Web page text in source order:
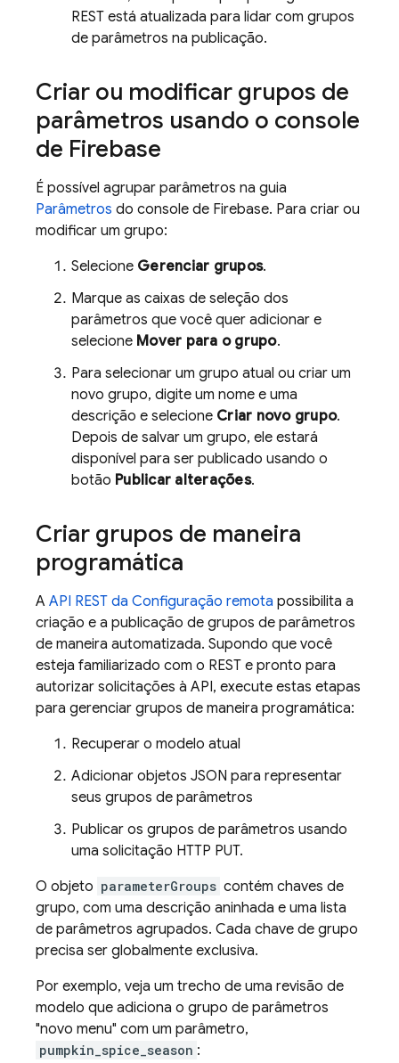
REST está atualizada para lidar com grupos
de parâmetros na publicação.
Criar ou modificar grupos de
parâmetros usando o console
de Firebase
É possível agrupar parâmetros na guia
Parâmetros do console de Firebase. Para criar ou
modificar um grupo:
Selecione Gerenciar grupos.
Marque as caixas de seleção dos
parâmetros que você quer adicionar e
selecione Mover para o grupo.
Para selecionar um grupo atual ou criar um
novo grupo, digite um nome e uma
descrição e selecione Criar novo grupo.
Depois de salvar um grupo, ele estará
disponível para ser publicado usando o
botão Publicar alterações.
Criar grupos de maneira
programática
A API REST da Configuração remota possibilita a
criação e a publicação de grupos de parâmetros
de maneira automatizada. Supondo que você
esteja familiarizado com o REST e pronto para
autorizar solicitações à API, execute estas etapas
para gerenciar grupos de maneira programática:
Recuperar o modelo atual
Adicionar objetos JSON para representar
seus grupos de parâmetros
Publicar os grupos de parâmetros usando
uma solicitação HTTP PUT.
O objeto parameterGroups contém chaves de
grupo, com uma descrição aninhada e uma lista
de parâmetros agrupados. Cada chave de grupo
precisa ser globalmente exclusiva.
Por exemplo, veja um trecho de uma revisão de
modelo que adiciona o grupo de parâmetros
"novo menu" com um parâmetro,
pumpkin_spice_season :